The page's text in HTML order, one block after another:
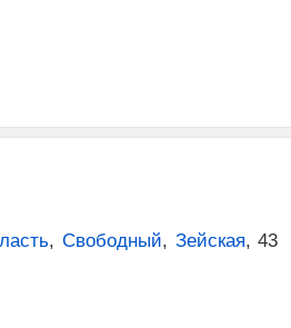
, Свободный, Зейская, 43